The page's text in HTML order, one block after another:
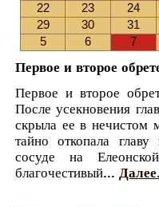
22
23 24
29
30 31
5
6 7
Первое и второе
Первое и второе
После усекновения
скрыла ее в нечистом
тайно откопала
сосуде на
благочестивый...